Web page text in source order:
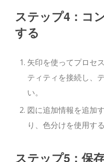
ステップ4：コ
する
矢印を使ってプロセ
ティティを接続し、
い。
図に追加情報を追加
り、色分けを使用す
ステップ5：保